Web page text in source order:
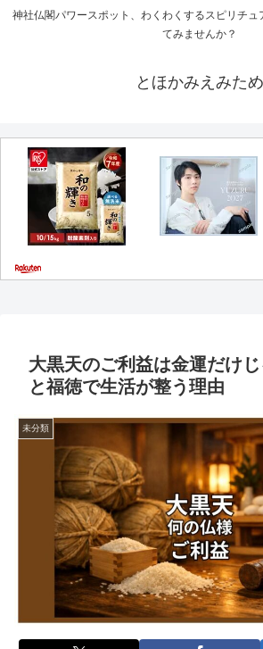
神社仏閣パワースポット、わくわくするスピリチュ
てみませんか？
とほかみえみため
大黒天のご利益は金運だけ
と福徳で生活が整う理由
未分類